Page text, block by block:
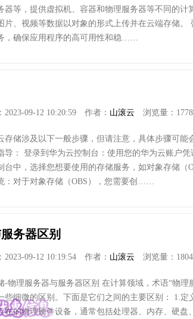
器等，提供虚拟机、容器和物理服务器等不同的计
片、视频等数据以对象的形式上传并在云端存储。
，确保应用程序的高可用性和稳……
2023-09-12 10:20:59 作者： 山滚云 浏览量：
存储涉及以下一般步骤，但请注意，具体步骤可
导： 登录到华为云控制台：使用您的华为云账户
台中，选择您想要使用的存储服务，如对象存储（
：对于对象存储（OBS），您需要创……
务器区别
2023-09-12 10:19:54 作者： 山滚云 浏览量：
-物理服务器与服务器区别 在计算领域，术语“物理
些细微的区别。下面是它们之间的主要区别： 1.
在的物理硬件设备，通常包括处理器、内存、硬